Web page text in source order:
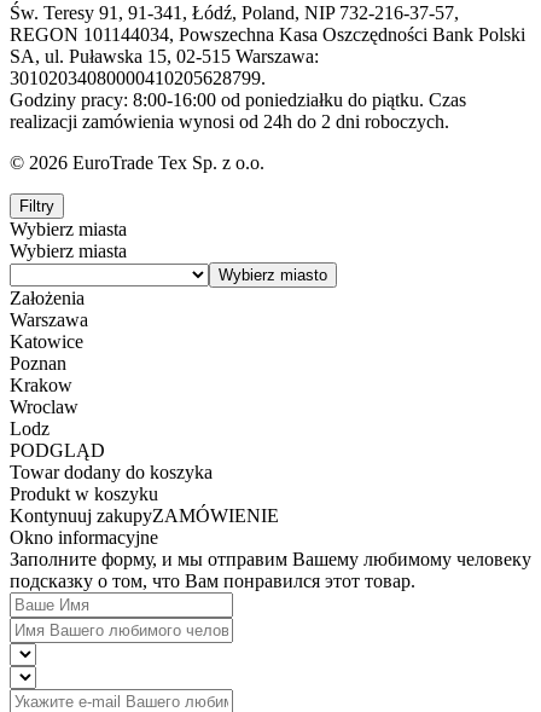
Św. Teresy 91, 91-341, Łódź, Poland, NIP 732-216-37-57,
REGON 101144034, Powszechna Kasa Oszczędności Bank Polski
SA, ul. Puławska 15, 02-515 Warszawa:
30102034080000410205628799.
Godziny pracy: 8:00-16:00 od poniedziałku do piątku. Czas
realizacji zamówienia wynosi od 24h do 2 dni roboczych.
© 2026 EuroTrade Tex Sp. z o.o.
Filtry
Wybierz miasta
Wybierz miasta
Założenia
Warszawa
Katowice
Poznan
Krakow
Wroclaw
Lodz
PODGLĄD
Towar dodany do koszyka
Produkt w koszyku
Kontynuuj zakupyZAMÓWIENIE
Okno informacyjne
Заполните форму, и мы отправим Вашему любимому человеку
подсказку о том, что Вам понравился этот товар.